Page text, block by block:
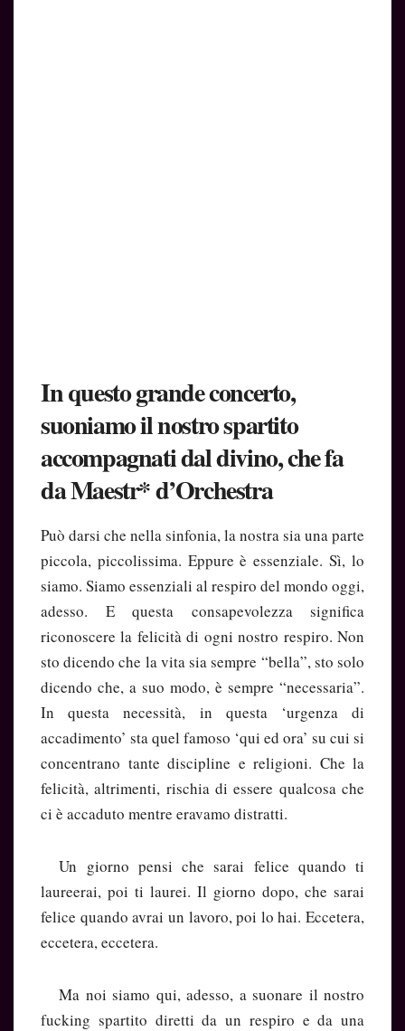
In questo grande concerto,
suoniamo il nostro spartito
accompagnati dal divino, che fa
da Maestr* d’Orchestra
Può darsi che nella sinfonia, la nostra sia una parte
piccola, piccolissima. Eppure è essenziale. Sì, lo
siamo. Siamo essenziali al respiro del mondo oggi,
adesso. E questa consapevolezza significa
riconoscere la felicità di ogni nostro respiro. Non
sto dicendo che la vita sia sempre “bella”, sto solo
dicendo che, a suo modo, è sempre “necessaria”.
In questa necessità, in questa ‘urgenza di
accadimento’ sta quel famoso ‘qui ed ora’ su cui si
concentrano tante discipline e religioni. Che la
felicità, altrimenti, rischia di essere qualcosa che
ci è accaduto mentre eravamo distratti.
Un giorno pensi che sarai felice quando ti
laureerai, poi ti laurei. Il giorno dopo, che sarai
felice quando avrai un lavoro, poi lo hai. Eccetera,
eccetera, eccetera.
Ma noi siamo qui, adesso, a suonare il nostro
fucking spartito diretti da un respiro e da una